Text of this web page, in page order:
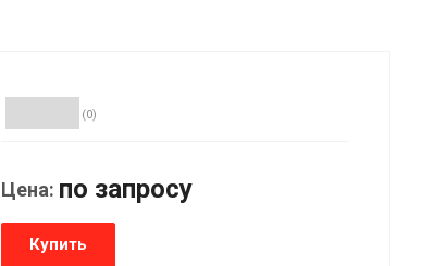
(0)
Цена: по запросу
Купить